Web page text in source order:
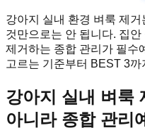
강아지 실내 환경 벼룩 제
것만으로는 안 됩니다. 집
제거하는 종합 관리가 필수
고르는 기준부터 BEST 3
강아지 실내 벼룩
아니라 종합 관리